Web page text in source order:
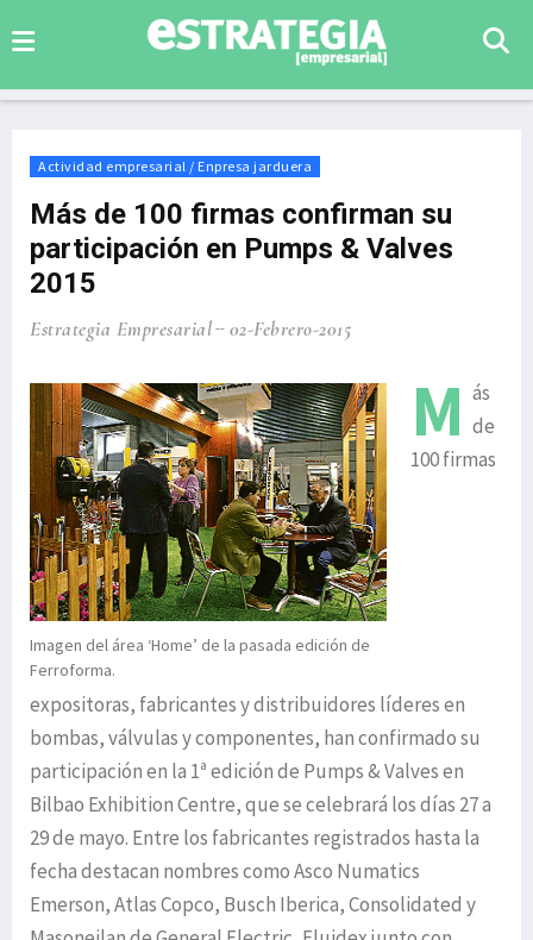
Actividad empresarial / Enpresa jarduera
Más de 100 firmas confirman su
participación en Pumps & Valves
2015
Estrategia Empresarial 02-Febrero-2015
Imagen del área ‘Home’ de la pasada edición de
Ferroforma.
M ás
de
100 firmas
expositoras, fabricantes y distribuidores líderes en
bombas, válvulas y componentes, han confirmado su
participación en la 1ª edición de Pumps & Valves en
Bilbao Exhibition Centre, que se celebrará los días 27 a
29 de mayo. Entre los fabricantes registrados hasta la
fecha destacan nombres como Asco Numatics
Emerson, Atlas Copco, Busch Iberica, Consolidated y